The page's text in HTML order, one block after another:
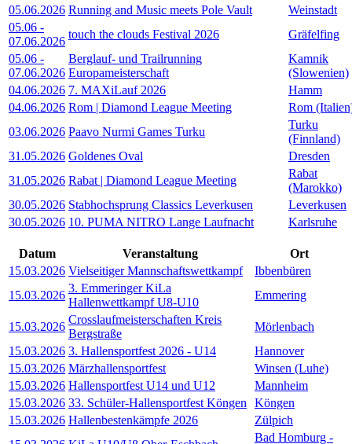
05.06.2026 Running and Music meets Pole Vault
Weinstadt
05.06 -
07.06.2026
touch the clouds Festival 2026
Gräfelfing
05.06 -
07.06.2026
Berglauf- und Trailrunning
Europameisterschaft
Kamnik
(Slowenien)
04.06.2026 7. MAXiLauf 2026
Hamm
04.06.2026 Rom | Diamond League Meeting
Rom
03.06.2026 Paavo Nurmi Games Turku
Turku
(Finnland)
31.05.2026 Goldenes Oval
Dresden
31.05.2026 Rabat | Diamond League Meeting
Rabat
(Marokko)
30.05.2026 Stabhochsprung Classics Leverkusen
Leverkusen
30.05.2026 10. PUMA NITRO Lange Laufnacht Karlsruhe
Datum Veranstaltung
Ort
15.03.2026 Vielseitiger Mannschaftswettkampf
Ibbenbüren
15.03.2026
3. Emmeringer KiLa
Hallenwettkampf U8-U10
Emmering
15.03.2026
Crosslaufmeisterschaften Kreis
Bergstraße
Mörlenbach
15.03.2026 3. Hallensportfest 2026 - U14
Hannover
15.03.2026 Märzhallensportfest
Winsen (Luhe)
15.03.2026 Hallensportfest U14 und U12
Mannheim
15.03.2026 33. Schüler-Hallensportfest Köngen
Köngen
15.03.2026 Hallenbestenkämpfe 2026
Zülpich
Bad Homburg -